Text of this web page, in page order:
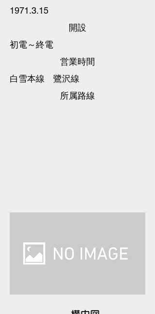
1971.3.15
​開設
初電～終電
営業時間
白雪本線 鷺沢線
所属路線